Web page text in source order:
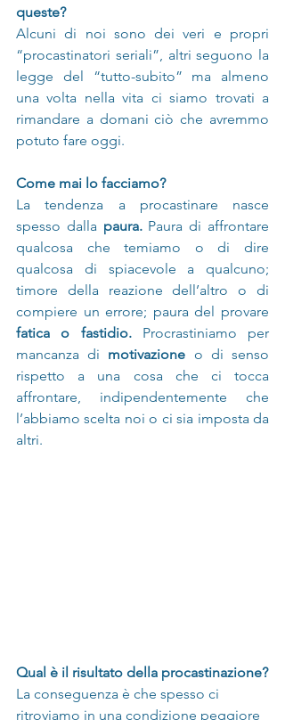
queste?
Alcuni di noi sono dei veri e propri
“procastinatori seriali”, altri seguono la
legge del “tutto-subito” ma almeno
una volta nella vita ci siamo trovati a
rimandare a domani ciò che avremmo
potuto fare oggi.
Come mai lo facciamo?
La tendenza a procastinare nasce
spesso dalla paura. Paura di affrontare
qualcosa che temiamo o di dire
qualcosa di spiacevole a qualcuno;
timore della reazione dell’altro o di
fatica o fastidio. Procrastiniamo per
mancanza di motivazione o di senso
rispetto a una cosa che ci tocca
affrontare, indipendentemente che
l’abbiamo scelta noi o ci sia imposta da
altri.
Qual è il risultato della procastinazione?
La conseguenza è che spesso ci
ritroviamo in una condizione peggiore